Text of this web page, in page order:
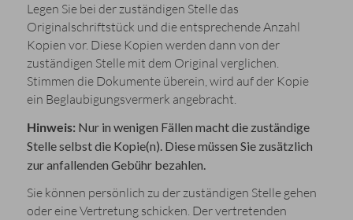
Legen Sie bei der zuständigen Stelle das
Originalschriftstück und die entsprechende Anzahl
Kopien vor. Diese Kopien werden dann von der
zuständigen Stelle mit dem Original verglichen.
Stimmen die Dokumente überein, wird auf der Kopie
ein Beglaubigungsvermerk angebracht.
Hinweis: Nur in wenigen Fällen macht die zuständige
Stelle selbst die Kopie(n). Diese müssen Sie zusätzlich
zur anfallenden Gebühr bezahlen.
Sie können persönlich zu der zuständigen Stelle gehen
oder eine Vertretung schicken. Der vertretenden